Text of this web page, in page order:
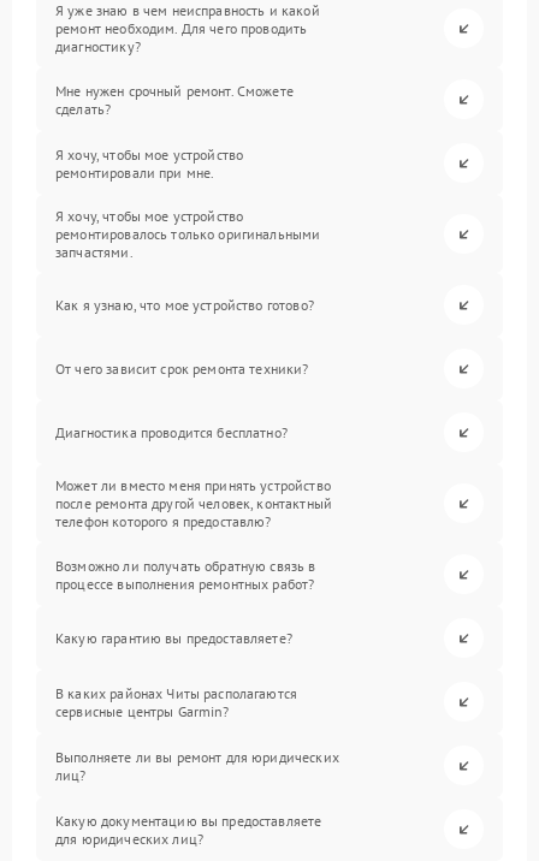
Я уже знаю в чем неисправность и какой
ремонт необходим. Для чего проводить
диагностику?
Мне нужен срочный ремонт. Сможете
сделать?
Я хочу, чтобы мое устройство
ремонтировали при мне.
Я хочу, чтобы мое устройство
ремонтировалось только оригинальными
запчастями.
Как я узнаю, что мое устройство готово?
От чего зависит срок ремонта техники?
Диагностика проводится бесплатно?
Может ли вместо меня принять устройство
после ремонта другой человек, контактный
телефон которого я предоставлю?
Возможно ли получать обратную связь в
процессе выполнения ремонтных работ?
Какую гарантию вы предоставляете?
В каких районах Читы располагаются
сервисные центры Garmin?
Выполняете ли вы ремонт для юридических
лиц?
Какую документацию вы предоставляете
для юридических лиц?